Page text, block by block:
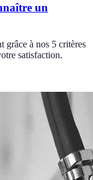
un
grâce à nos 5 critères
satisfaction.